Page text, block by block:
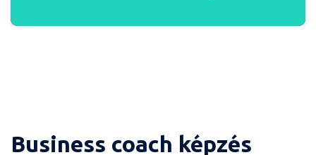
Business coach képzés